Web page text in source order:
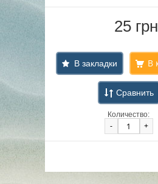
25 грн
В закладки
Сравнить
Количество:
-
+